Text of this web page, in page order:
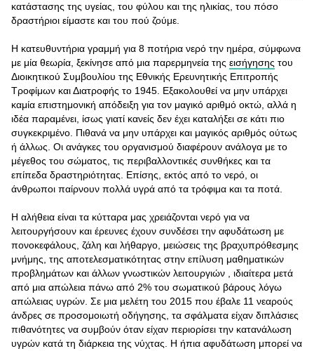
κατάστασης της υγείας, του φύλου και της ηλικίας, του πόσο
δραστήριοι είμαστε και του πού ζούμε.
Η κατευθυντήρια γραμμή για 8 ποτήρια νερό την ημέρα, σύμφωνα
με μία θεωρία, ξεκίνησε από μια παρερμηνεία της εισήγησης του
Διοικητικού Συμβουλίου της Εθνικής Ερευνητικής Επιτροπής
Τροφίμων και Διατροφής το 1945. Εξακολουθεί να μην υπάρχει
καμία επιστημονική απόδειξη για τον μαγικό αριθμό οκτώ, αλλά η
ιδέα παραμένει, ίσως γιατί κανείς δεν έχει καταλήξει σε κάτι πιο
συγκεκριμένο. Πιθανά να μην υπάρχει και μαγικός αριθμός ούτως
ή άλλως. Οι ανάγκες του οργανισμού διαφέρουν ανάλογα με το
μέγεθος του σώματος, τις περιβαλλοντικές συνθήκες και τα
επίπεδα δραστηριότητας. Επίσης, εκτός από το νερό, οι
άνθρωποι παίρνουν πολλά υγρά από τα τρόφιμα και τα ποτά.
Η αλήθεια είναι τα κύτταρα μας χρειάζονται νερό για να
λειτουργήσουν και έρευνες έχουν συνδέσει την αφυδάτωση με
πονοκεφάλους, ζάλη και λήθαργο, μειώσεις της βραχυπρόθεσμης
μνήμης, της αποτελεσματικότητας στην επίλυση μαθηματικών
προβλημάτων και άλλων γνωστικών λειτουργιών , ιδιαίτερα μετά
από μια απώλεια πάνω από 2% του σωματικού βάρους λόγω
απώλειας υγρών. Σε μια μελέτη του 2015 που έβαλε 11 νεαρούς
άνδρες σε προσομοιωτή οδήγησης, τα σφάλματα είχαν διπλάσιες
πιθανότητες να συμβούν όταν είχαν περιορίσει την κατανάλωση
υγρών κατά τη διάρκεια της νύχτας. Η ήπια αφυδάτωση μπορεί να